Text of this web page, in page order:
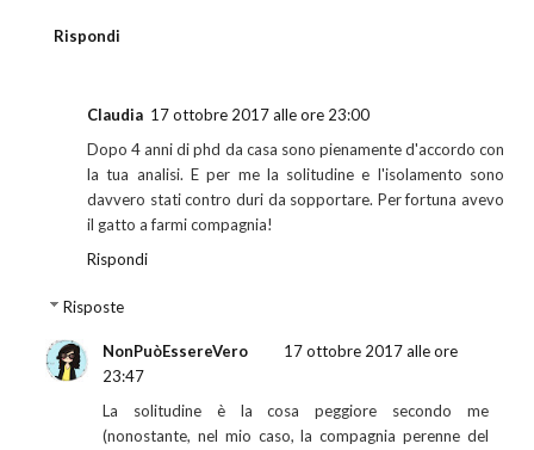
Rispondi
Claudia 17 ottobre 2017 alle ore 23:00
Dopo 4 anni di phd da casa sono pienamente d'accordo con
la tua analisi. E per me la solitudine e l'isolamento sono
davvero stati contro duri da sopportare. Per fortuna avevo
il gatto a farmi compagnia!
Rispondi
Risposte
NonPuòEssereVero
17 ottobre 2017 alle ore
23:47
La solitudine è la cosa peggiore secondo me
(nonostante, nel mio caso, la compagnia perenne del